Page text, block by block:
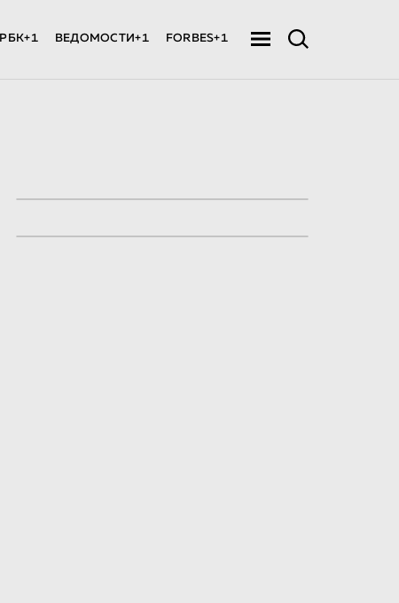
РБК+1 ВЕДОМОСТИ+1 FORBES+1